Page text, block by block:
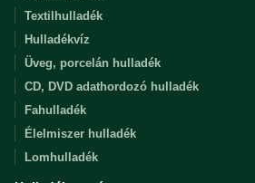
Textilhulladék
Hulladékvíz
Üveg, porcelán hulladék
CD, DVD adathordozó hulladék
Fahulladék
Élelmiszer hulladék
Lomhulladék